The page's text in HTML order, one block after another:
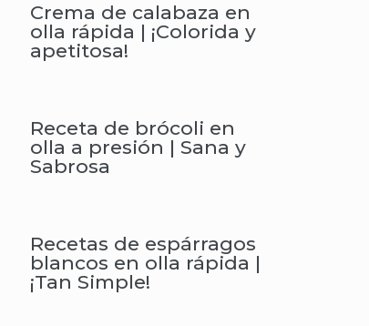
Crema de calabaza en
olla rápida | ¡Colorida y
apetitosa!
Receta de brócoli en
olla a presión | Sana y
Sabrosa
Recetas de espárragos
blancos en olla rápida |
¡Tan Simple!